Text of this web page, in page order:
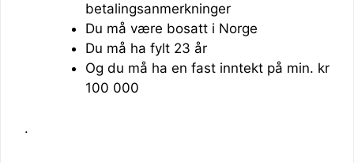
betalingsanmerkninger
Du må være bosatt i Norge
Du må ha fylt 23 år
Og du må ha en fast inntekt på min. kr
100 000
.